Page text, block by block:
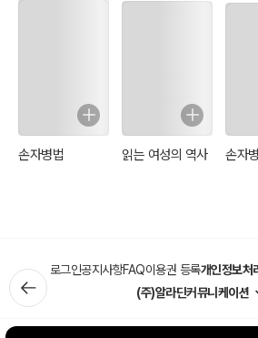
손자병법 읽는 여성의 역사 손자
로그인공지사항FAQ이용권 등록개인정보처
(주)알라딘커뮤니케이션